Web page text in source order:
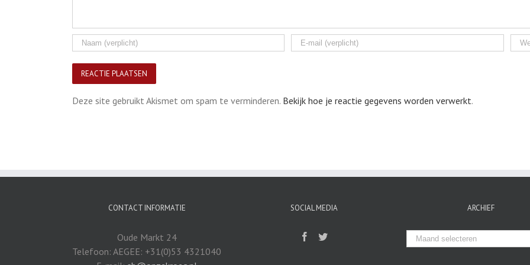
Deze site gebruikt Akismet om spam te verminderen. Bekijk hoe je reactie gegevens worden verwerkt.
CONTACT INFORMATIE
Oude Markt 24
Telefoon: AEGEE: +31(0)53 4321040
SOCIAL MEDIA ARCHIEF